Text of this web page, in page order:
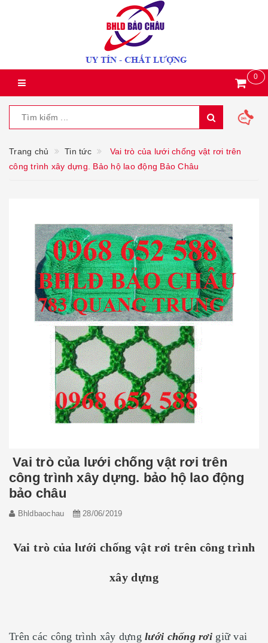
0
Trang chủ Tin tức
Vai trò của lưới chống vật rơi trên
công trình xây dựng. Bảo hộ lao động Bảo Châu
Vai trò của lưới chống vật rơi trên
công trình xây dựng. bảo hộ lao động
bảo châu
Bhldbaochau 28/06/2019
Vai trò của lưới chống vật rơi trên công trình
xây dựng
Trên các công trình xây dựnglưới chống rơi giữ vai